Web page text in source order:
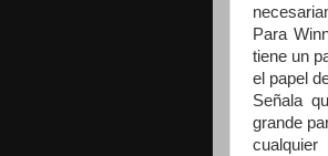
Para
tiene un
el papel
Señala
grande